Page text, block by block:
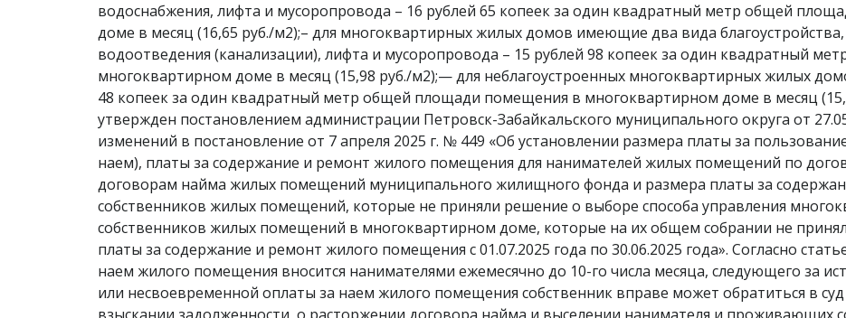
водоснабжения, лифта и мусоропровода – 16 рублей 65 копеек за один квадратный метр общей
доме в месяц (16,65 руб./м2);– для многоквартирных жилых домов имеющие два вида
водоотведения (канализации), лифта и мусоропровода – 15 рублей 98 копеек за один квадратный
многоквартирном доме в месяц (15,98 руб./м2);— для неблагоустроенных многоквартирных жилых
48 копеек за один квадратный метр общей площади помещения в многоквартирном доме в месяц
утвержден постановлением администрации Петровск-Забайкальского муниципального округа от
изменений в постановление от 7 апреля 2025 г. № 449 «Об установлении размера платы за
наем), платы за содержание и ремонт жилого помещения для нанимателей жилых помещений по
договорам найма жилых помещений муниципального жилищного фонда и размера платы за
собственников жилых помещений, которые не приняли решение о выборе способа управления
собственников жилых помещений в многоквартирном доме, которые на их общем собрании не
платы за содержание и ремонт жилого помещения с 01.07.2025 года по 30.06.2025 года». Согласно
наем жилого помещения вносится нанимателями ежемесячно до 10-го числа месяца, следующего за
или несвоевременной оплаты за наем жилого помещения собственник вправе может обратиться в